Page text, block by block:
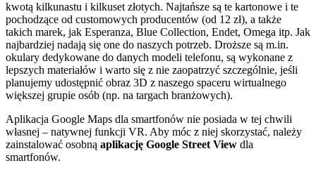
kwotą kilkunastu i kilkuset złotych. Najtańsze są te kartonowe i te
pochodzące od customowych producentów (od 12 zł), a także
takich marek, jak Esperanza, Blue Collection, Endet, Omega itp. Jak
najbardziej nadają się one do naszych potrzeb. Droższe są m.in.
okulary dedykowane do danych modeli telefonu, są wykonane z
lepszych materiałów i warto się z nie zaopatrzyć szczególnie, jeśli
planujemy udostępnić obraz 3D z naszego spaceru wirtualnego
większej grupie osób (np. na targach branżowych).
Aplikacja Google Maps dla smartfonów nie posiada w tej chwili
własnej – natywnej funkcji VR. Aby móc z niej skorzystać, należy
zainstalować osobną aplikację Google Street View dla
smartfonów.